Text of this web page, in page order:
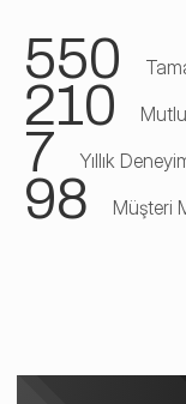
550
210
7 Yıllık
98 Müşteri